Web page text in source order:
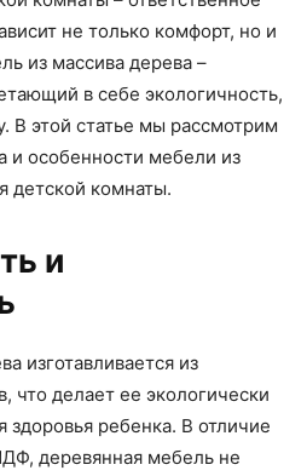
не только комфорт, но и
из массива дерева –
в себе экологичность,
В этой статье мы рассмотрим
и особенности мебели из
детской комнаты.
и
изготавливается из
что делает ее экологически
здоровья ребенка. В отличие
деревянная мебель не